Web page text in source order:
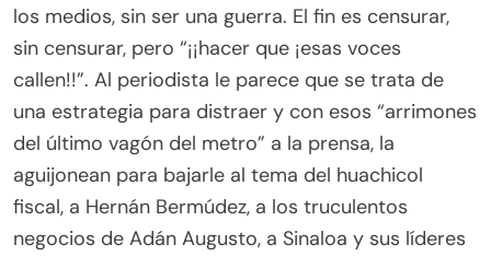
los medios, sin ser una guerra. El fin es censurar,
sin censurar, pero “¡¡hacer que ¡esas voces
callen!!”. Al periodista le parece que se trata de
una estrategia para distraer y con esos “arrimones
del último vagón del metro” a la prensa, la
aguijonean para bajarle al tema del huachicol
fiscal, a Hernán Bermúdez, a los truculentos
negocios de Adán Augusto, a Sinaloa y sus líderes